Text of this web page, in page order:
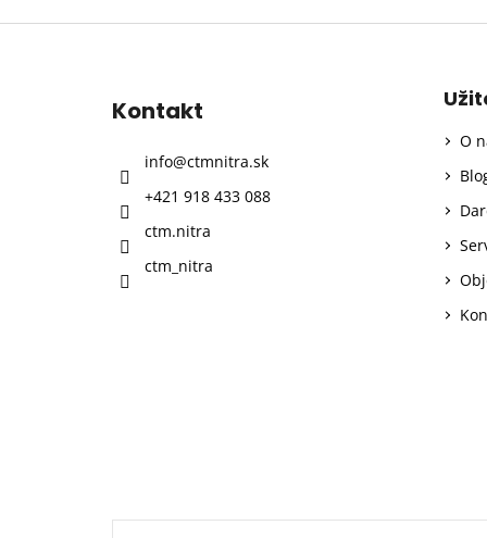
Kontakt
info@ctmnitra.sk
+421 918 433 088
ctm.nitra
ctm_nitra
O